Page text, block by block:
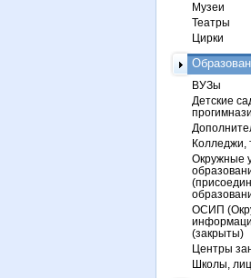
Музеи
Театры
Цирки
ВУЗы
Детские
Колледжи,
Окружные
ОСИП
(закрыты)
Центры
Школы,